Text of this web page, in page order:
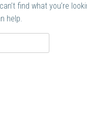
find what you’re
help.